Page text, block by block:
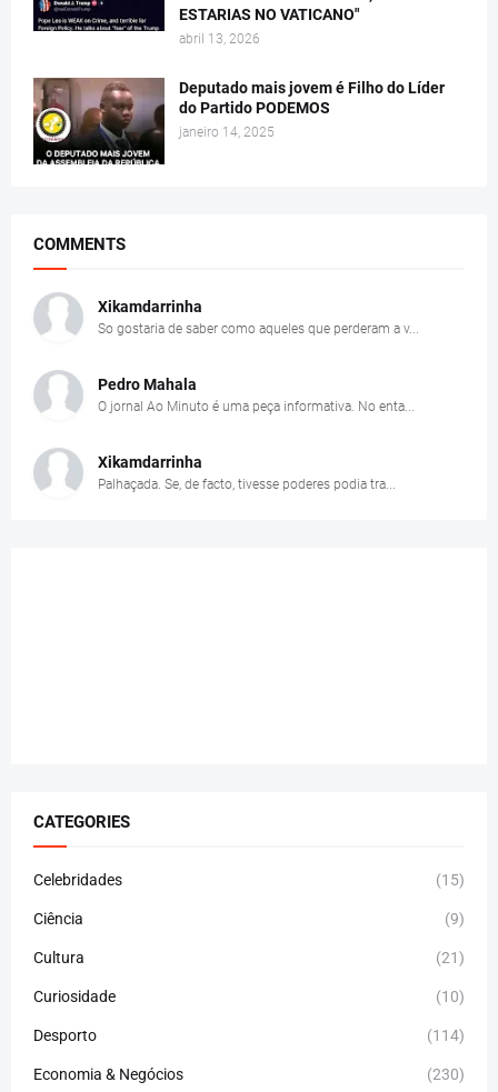
ESTARIAS NO VATICANO"
abril 13, 2026
Deputado mais jovem é Filho do Líder
do Partido PODEMOS
janeiro 14, 2025
COMMENTS
Xikamdarrinha
So gostaria de saber como aqueles que perderam a v...
Pedro Mahala
O jornal Ao Minuto é uma peça informativa. No enta...
Xikamdarrinha
Palhaçada. Se, de facto, tivesse poderes podia tra...
CATEGORIES
Celebridades (15)
Ciência (9)
Cultura (21)
Curiosidade (10)
Desporto (114)
Economia & Negócios (230)